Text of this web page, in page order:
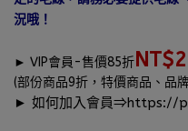
況哦！
► VIP會員-售價85折
(部份商品9折，特價商品、品
► 如何加入會員⇒https://